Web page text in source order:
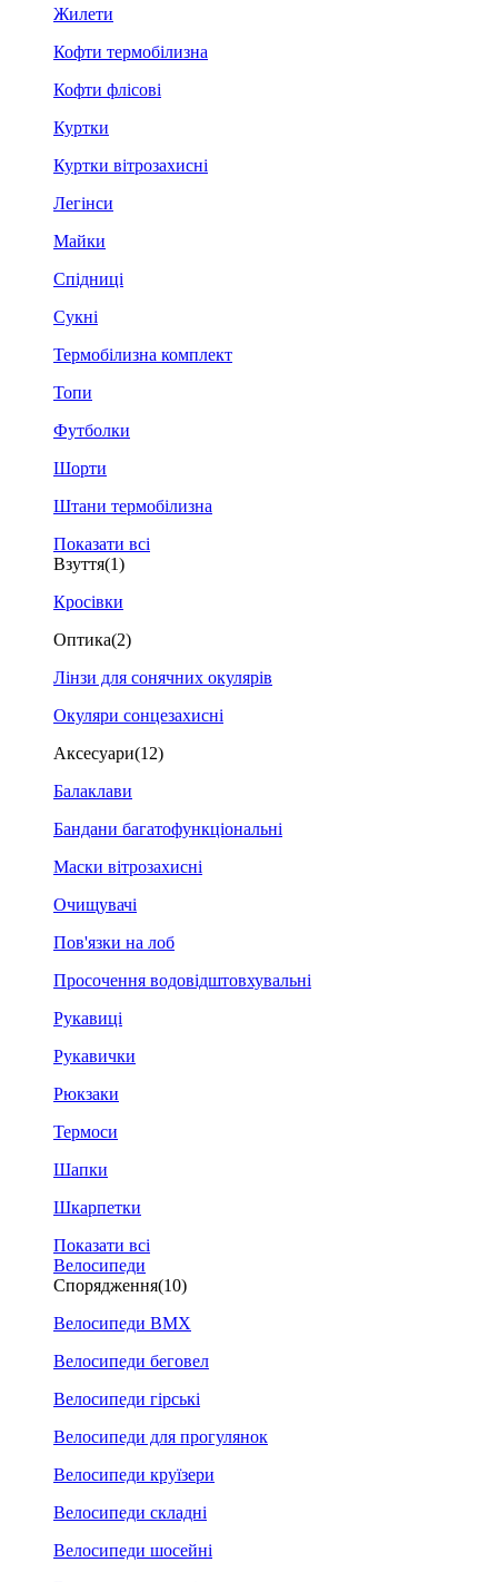
Жилети
Кофти термобілизна
Кофти флісові
Куртки
Куртки вітрозахисні
Легінси
Майки
Спідниці
Сукні
Термобілизна комплект
Топи
Футболки
Шорти
Штани термобілизна
Показати всі
Взуття(1)
Кросівки
Оптика(2)
Лінзи для сонячних окулярів
Окуляри сонцезахисні
Аксесуари(12)
Балаклави
Бандани багатофункціональні
Маски вітрозахисні
Очищувачі
Пов'язки на лоб
Просочення водовідштовхувальні
Рукавиці
Рукавички
Рюкзаки
Термоси
Шапки
Шкарпетки
Показати всі
Велосипеди
Спорядження(10)
Велосипеди BMX
Велосипеди беговел
Велосипеди гірські
Велосипеди для прогулянок
Велосипеди круїзери
Велосипеди складні
Велосипеди шосейні